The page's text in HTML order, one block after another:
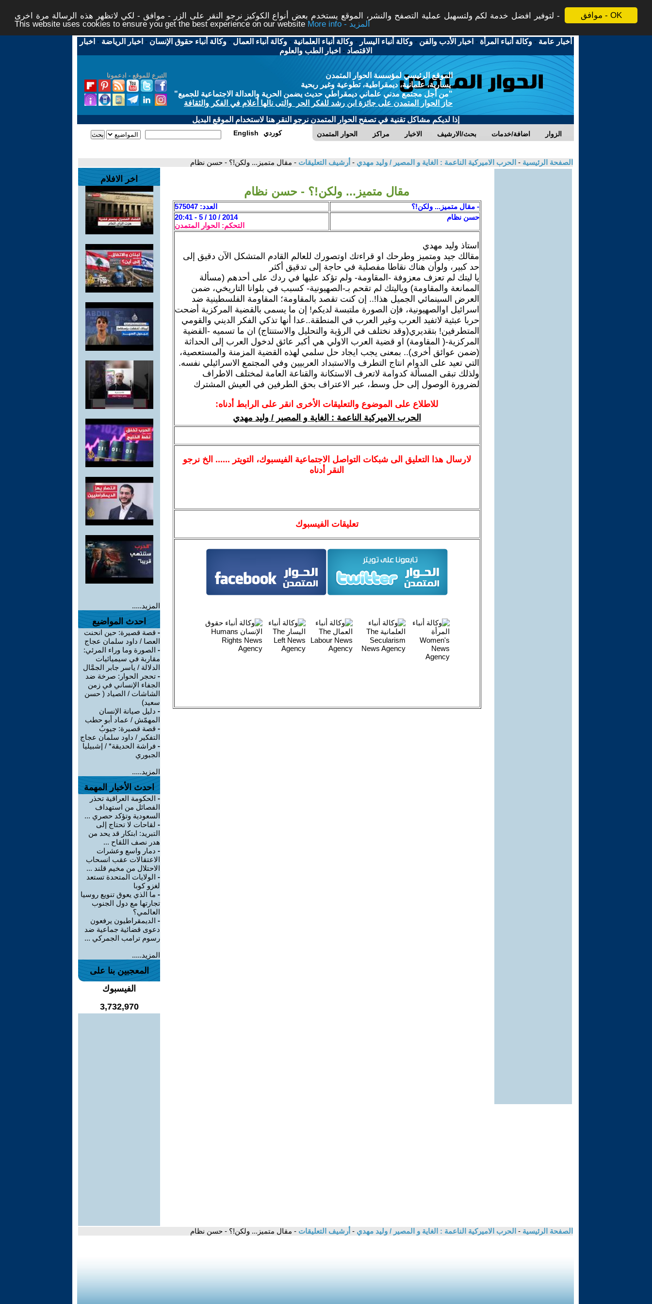
موافق - OK
لتوفير افضل خدمة لكم ولتسهيل عملية التصفح والنشر، الموقع يستخدم بعض أنواع الكوكيز نرجو النقر على الزر - موافق - لكي لاتظهر هذه الرسالة مرة اخرى -
This website uses cookies to ensure you get the best experience on our website
More info - المزيد
أخبار عامة -وكالة أنباء المرأة - اخبار الأدب والفن -وكالة أنباء اليسار -وكالة أنباء العلمانية -وكالة أنباء العمال -وكالة أنباء حقوق الإنسان - اخبار الرياضة - اخبار
الاقتصاد - اخبار الطب والعلوم
التبرع للموقع - ادعمونا
الموقع الرئيسي لمؤسسة الحوار المتمدن
يسارية، علمانية، ديمقراطية، تطوعية وغير ربحية
"من أجل مجتمع مدني علماني ديمقراطي حديث يضمن الحرية والعدالة الاجتماعية للجميع"
حاز الحوار المتمدن على جائزة ابن رشد للفكر الحر والتى نالها أعلام في الفكر والثقافة
إذا لديكم مشاكل تقنية في تصفح الحوار المتمدن نرجو النقر هنا لاستخدام الموقع البديل
الحوار المتمدن مراكز الاخبار بحث/الارشيف اضافة/خدمات الزوار English كوردي
الصفحة الرئيسية - الحرب الاميركية الناعمة : الغاية و المصير / وليد مهدي - أرشيف التعليقات - مقال متميز... ولكن!؟ - حسن نظام
مقال متميز... ولكن!؟ - حسن نظام
- مقال متميز... ولكن!؟
العدد: 575047
حسن نظام
2014 / 10 / 5 - 20:41
التحكم: الحوار المتمدن
استاذ وليد مهدي
مقالك جيد ومتميز وطرحك او قراءتك اوتصورك للعالم القادم المتشكل الآن دقيق إلى
حد كبير، ولوأن هناك نقاطا مفصلية في حاجة إلى تدقيق أكثر
يا ليتك لم تعزف معزوفة -المقاومة- ولم تؤكد عليها في ردك على أحدهم (مسألة
الممانعة والمقاومة) وياليتك لم تقحم بـ-الصهيونية- كسبب في بلوانا التاريخي، ضمن
العرض السينمائي الجميل هذا!.. إن كنت تقصد بالمقاومة؛ المقاومة الفلسطينية ضد
اسرائيل اوالصهيونية، فإن الصورة ملتبسة لديكم! إن ما يسمى بالقضية المركزية أضحت
حربا عبثية لاتفيد العرب وغير العرب في المنطقة..عدا أنها تذكي الفكر الديني والقومي
المتطرفين! بتقديري(وقد نختلف في الرؤية والتحليل والاستنتاج) ان ما تسميه -القضية
المركزية-( المقاومة) او قضية العرب الاولي هي أكبر عائق لدخول العرب إلى الحداثة
(ضمن عوائق أخرى).. بمعنى يجب ايجاد حل سلمي لهذه القضية المزمنة والمستعصية،
التي تعيد على الدوام انتاج التطرف والاستبداد العربيين وفي المجتمع الاسرائيلي نفسه.
ولذلك تبقى المسألة كدوامة لاتعرف الاستكانة والقناعة العامة لمختلف الاطراف
لضرورة الوصول إلى حل وسط، عبر الاعتراف بحق الطرفين في العيش المشترك
للاطلاع على الموضوع والتعليقات الأخرى انقر على الرابط أدناه:
الحرب الاميركية الناعمة : الغاية و المصير / وليد مهدي
لارسالهذا التعليق الى شبكات التواصل الاجتماعية الفيسبوك، التويتر ...... الخ نرجو
النقر أدناه
تعليقات الفيسبوك
اخر الافلام
المزيد.....
احدث المواضيع
- قصة قصيرة: حين انحنت
العصا / داود سلمان عجاج
- الصورة وما وراء المرئي:
مقاربة في سيميائيات
الدلالة / ياسر جابر الجمَّال
- تحجر الحوار: صرخة ضد
الجفاء الإنساني في زمن
الشاشات / الصياد ‏( حسن
سعيد‏)
- دليل صيانة الإنسان
المهمّش / عماد أبو حطب
- قصة قصيرة: جيوبُ
التفكير / داود سلمان عجاج
- فراشة الحديقة* / إشبيليا
الجبوري
المزيد.....
احدث الأخبار المهمة
- الحكومة العراقية تحذر
الفصائل من استهداف
السعودية وتؤكد حصري ...
- لقاحات لا تحتاج إلى
التبريد: ابتكار قد يحد من
هدر نصف اللقاح ...
- دمار واسع وعشرات
الاعتقالات عقب انسحاب
الاحتلال من مخيم قلند ...
- الولايات المتحدة تستعد
لغزو كوبا
- ما الذي يعوق تنويع روسيا
تجارتها مع دول الجنوب
العالمي؟
- الديمقراطيون يرفعون
دعوى قضائية جماعية ضد
رسوم ترامب الجمركي ...
المزيد.....
المعجبين بنا على
الفيسبوك
3,732,970
الصفحة الرئيسية - الحرب الاميركية الناعمة : الغاية و المصير / وليد مهدي - أرشيف التعليقات - مقال متميز... ولكن!؟ - حسن نظام